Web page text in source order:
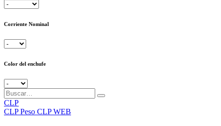
Corriente Nominal
Color del enchufe
CLP
CLP Peso CLP WEB